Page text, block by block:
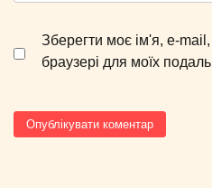
Зберегти моє ім'я, e-
браузері для моїх